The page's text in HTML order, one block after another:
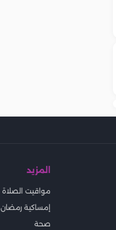
المزيد
مواقيت الصلاة
إمساكية رمضان
صحة